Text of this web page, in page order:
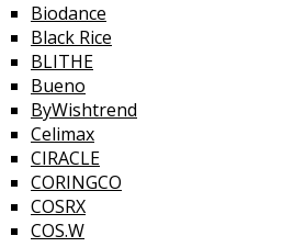
Biodance
Black Rice
BLITHE
Bueno
ByWishtrend
Celimax
CIRACLE
CORINGCO
COSRX
COS.W